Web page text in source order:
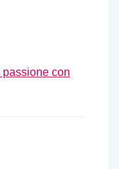
con